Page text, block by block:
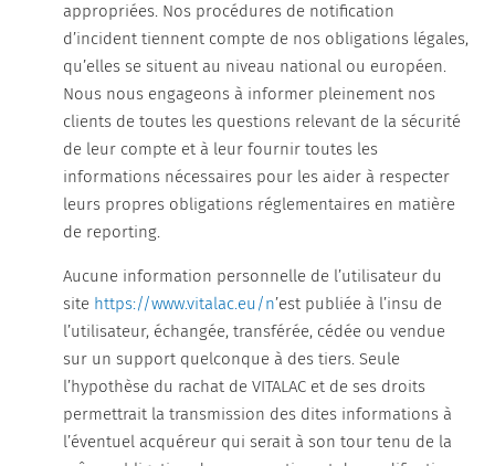
appropriées. Nos procédures de notification
d’incident tiennent compte de nos obligations légales,
qu’elles se situent au niveau national ou européen.
Nous nous engageons à informer pleinement nos
clients de toutes les questions relevant de la sécurité
de leur compte et à leur fournir toutes les
informations nécessaires pour les aider à respecter
leurs propres obligations réglementaires en matière
de reporting.
Aucune information personnelle de l’utilisateur du
site https://www.vitalac.eu/n’est publiée à l’insu de
l’utilisateur, échangée, transférée, cédée ou vendue
sur un support quelconque à des tiers. Seule
l’hypothèse du rachat de VITALAC et de ses droits
permettrait la transmission des dites informations à
l’éventuel acquéreur qui serait à son tour tenu de la